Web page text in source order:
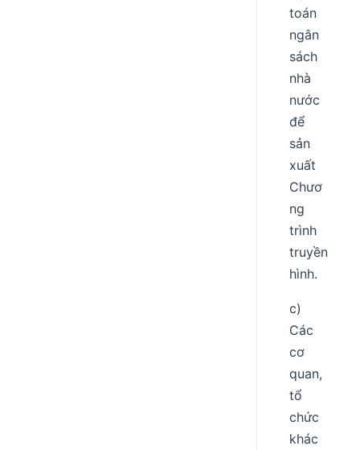
toán
ngân
sách
nhà
nước
để
sản
xuất
Chươ
ng
trình
truyền
hình.
c)
Các
cơ
quan,
tổ
chức
khác